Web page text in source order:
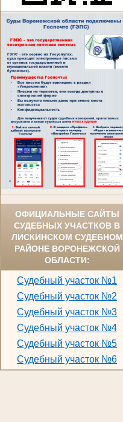
ОФИЦИАЛЬНЫЕ САЙТЫ
СУДЕБНЫХ УЧАСТКОВ В
ЛИСКИНСКОМ СУДЕБНОМ
РАЙОНЕ ВОРОНЕЖСКОЙ
ОБЛАСТИ:
Судебный участок №1
Судебный участок №2
Судебный участок №3
Судебный участок №4
Судебный участок №5
Судебный участок №6